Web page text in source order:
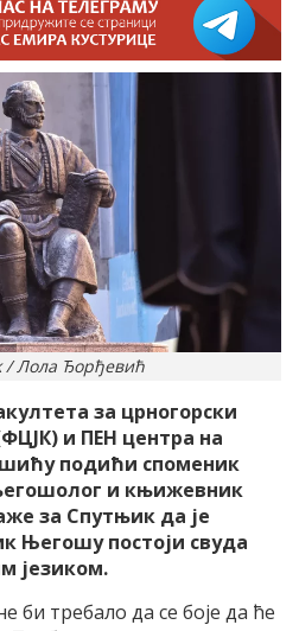
/ Лола Ђорђевић
за црногорски
и ПЕН центра на
подићи споменик
и књижевник
за Спутњик да је
Његошу постоји свуда
језиком.
би требало да се боје да ће